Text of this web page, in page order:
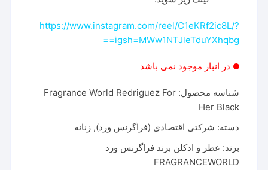
https://www.instagram.com/reel/C1eKRf2ic8L/?
igsh=MWw1NTJleTduYXhqbg==
در انبار موجود نمی باشد
شناسه محصول:Fragrance World Redriguez For
Her Black
دسته: شرکتی اقتصادی (فراگرنس ورد),زنانه
برند: عطر و ادکلن برند فراگرنس ورد
FRAGRANCEWORLD